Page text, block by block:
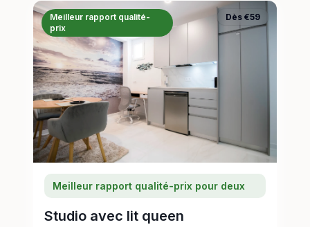
Meilleur rapport qualité-
prix
Dès €59
Meilleur rapport qualité-prix pour deux
Studio avec lit queen